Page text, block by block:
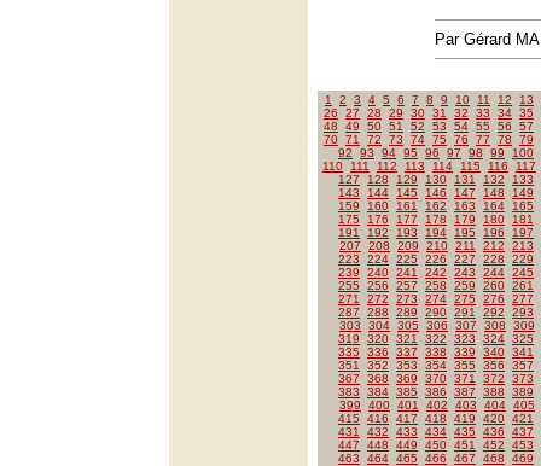
Par Gérard
1 2 3 4 5 6 7 8 9 10 11 12
13
26
27 28 29 30 31 32 33 34 35
48
49 50 51 52 53 54 55 56
57
70 71 72 73 74 75 76 77 78
79
92
93 94 95 96 97 98 99
100
110
111 112 113 114 115 116
117
127
128 129 130 131 132
133
143
144 145 146 147 148
149
159
160 161 162 163 164
165
175
176 177 178 179 180
181
191
192 193 194 195 196
197
207
208 209 210 211 212
213
223
224 225 226 227 228
229
239
240 241 242 243 244 245
255
256 257 258 259 260 261
271
272 273 274 275 276
277
287
288 289 290 291 292
293
303
304 305 306 307 308
309
319
320 321 322 323 324 325
335
336 337 338 339 340 341
351
352 353 354 355 356
357
367
368 369 370 371 372
373
383
384 385 386 387 388
389
399
400 401 402 403 404 405
415
416 417 418 419 420 421
431
432 433 434 435 436
437
447
448 449 450 451 452
453
463
464 465 466 467 468 469